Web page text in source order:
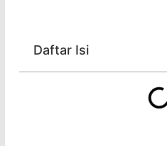
Daftar Isi